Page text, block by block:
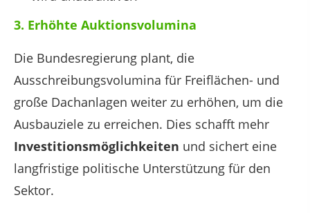
3. Erhöhte Auktionsvolumina
Die Bundesregierung plant, die
Ausschreibungsvolumina für Freiflächen- und
große Dachanlagen weiter zu erhöhen, um die
Ausbauziele zu erreichen. Dies schafft mehr
Investitionsmöglichkeiten und sichert eine
langfristige politische Unterstützung für den
Sektor.